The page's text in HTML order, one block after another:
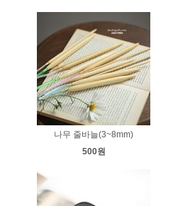
나무 줄바늘(3~8mm)
500원